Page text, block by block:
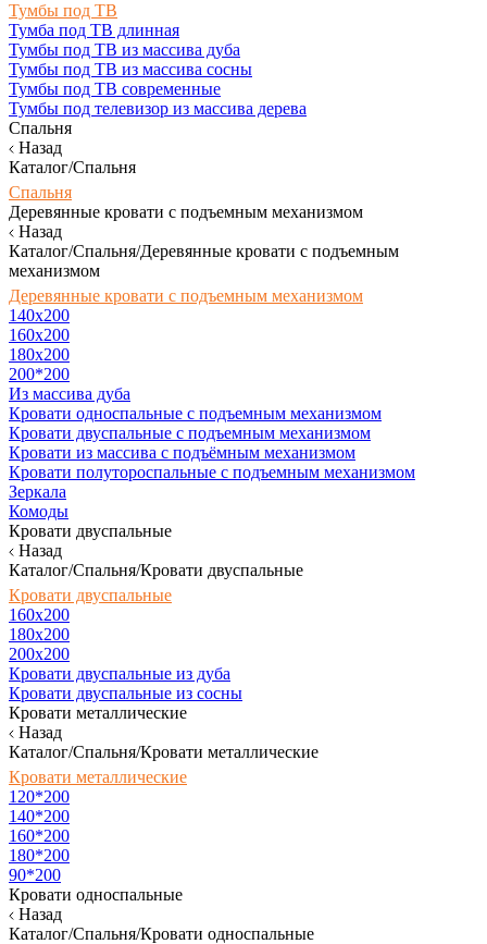
Тумбы под ТВ
Тумба под ТВ длинная
Тумбы под ТВ из массива дуба
Тумбы под ТВ из массива сосны
Тумбы под ТВ современные
Тумбы под телевизор из массива дерева
Спальня
Назад
Каталог/Спальня
Спальня
Деревянные кровати с подъемным механизмом
Назад
Каталог/Спальня/Деревянные кровати с подъемным
механизмом
Деревянные кровати с подъемным механизмом
140x200
160х200
180х200
200*200
Из массива дуба
Кровати односпальные с подъемным механизмом
Кровати двуспальные с подъемным механизмом
Кровати из массива с подъёмным механизмом
Кровати полутороспальные с подъемным механизмом
Зеркала
Комоды
Кровати двуспальные
Назад
Каталог/Спальня/Кровати двуспальные
Кровати двуспальные
160х200
180x200
200x200
Кровати двуспальные из дуба
Кровати двуспальные из сосны
Кровати металлические
Назад
Каталог/Спальня/Кровати металлические
Кровати металлические
120*200
140*200
160*200
180*200
90*200
Кровати односпальные
Назад
Каталог/Спальня/Кровати односпальные